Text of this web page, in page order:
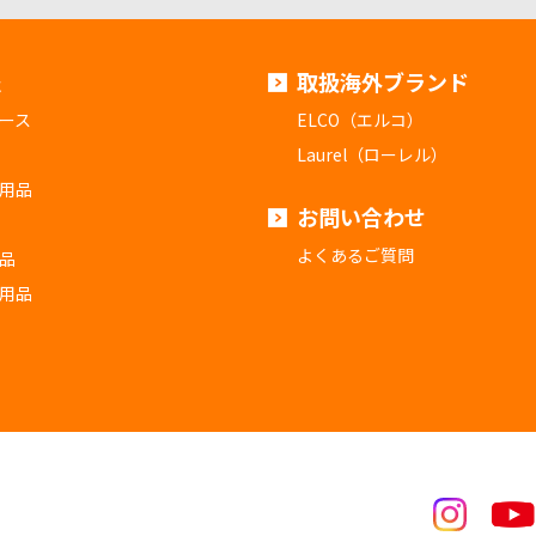
ス
品
品
取扱海外ブランド
ELCO（エルコ）
Laurel（ローレル）
お問い合わせ
よくあるご質問